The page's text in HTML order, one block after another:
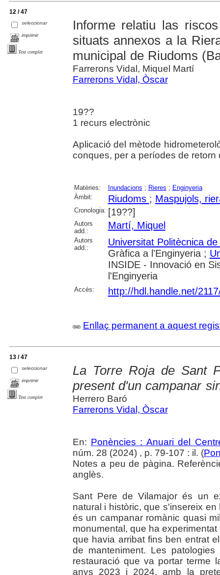
12 / 47
seleccionar
imprimir
Text complet
Informe relatiu las
situats annexos a la
municipal de Riudoms
Farrerons Vidal, Miquel Martí
Farrerons Vidal, Òscar
19??
1 recurs electrònic
Aplicació del mètode
conques, per a períodes de retorn
Matèries: Inundacions ; Rieres ; Enginyeria
Àmbit:
Riudoms ; Maspujols,
Cronologia: [19??]
Autors
add.:
Martí, Miquel
Autors
add.:
Universitat Politècnica
Gràfica a l'Enginyeria ;
INSIDE - Innovació en
l'Enginyeria
Accés: http://hdl.handle.net/
Enllaç permanent a aquest
13 / 47
seleccionar
imprimir
Text complet
La Torre Roja de Sant
present d'un campanar
Herrero Baró
Farrerons Vidal, Òscar
En: Ponències : Anuari del
núm. 28 (2024) , p. 79-107 : il. (
Notes a peu de pàgina.
anglès.
Sant Pere de Vilamajor és un
natural i històric, que s'insereix
és un campanar romànic quasi
monumental, que ha
que havia arribat fins ben entrat
de manteniment. Les
restauració que va portar terme
anys 2023 i 2024, amb la